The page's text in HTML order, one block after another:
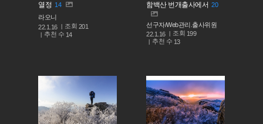
열정 14
라오니
22.1.16
조회 201
추천 수 14
함백산 번개출사에서 20
선구자/Web관리.출사위원
22.1.16
조회 199
추천 수 13